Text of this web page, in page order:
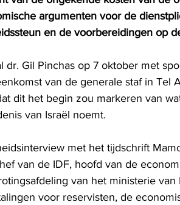
argumenten voor de
en de voorbereidingen op
dr. Gil Pinchas op 7 oktober met
van de generale staf in Tel
dit het begin zou markeren van
van Israël noemt.
met het tijdschrift
van de IDF, hoofd van de
van het ministerie
voor reservisten, de